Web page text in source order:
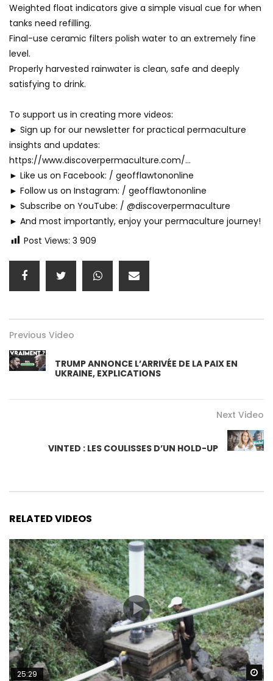
Weighted float indicators give a simple visual cue for when
tanks need refilling.
Final-use ceramic filters polish water to an extremely fine
level.
Properly harvested rainwater is clean, safe and deeply
satisfying to drink.
To support us in creating more videos:
► Sign up for our newsletter for practical permaculture
insights and updates:
https://www.discoverpermaculture.com/…
► Like us on Facebook: / geofflawtononline
► Follow us on Instagram: / geofflawtononline
► Subscribe on YouTube: / @discoverpermaculture
► And most importantly, enjoy your permaculture journey!
Post Views: 3 909
Previous Video
TRUMP ANNONCE L’ARRIVÉE DE LA PAIX EN
UKRAINE, EXPLICATIONS
Next Video
VINTED : LES COULISSES D’UN HOLD-UP
RELATED VIDEOS
25:29